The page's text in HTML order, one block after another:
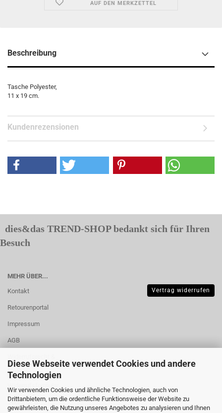
Diese Webseite verwendet Cookies und andere
Technologien
Wir verwenden Cookies und ähnliche Technologien, auch von
Drittanbietern, um die ordentliche Funktionsweise der Website zu
gewährleisten, die Nutzung unseres Angebotes zu analysieren und Ihnen
AUF DEN MERKZETTEL
Beschreibung
Tasche Polyester,
11 x 19 cm.
Kundenrezensionen
dies&das TREND-SHOP bedankt sich für Ihren
Besuch
MEHR ÜBER...
Kontakt
Retourenportal
Impressum
AGB
Muster-
Widerrufsformular
Versand- &
Vertrag widerrufen